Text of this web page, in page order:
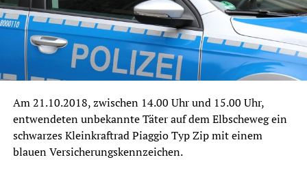
Am 21.10.2018, zwischen 14.00 Uhr und 15.00 Uhr,
entwendeten unbekannte Täter auf dem Elbscheweg ein
schwarzes Kleinkraftrad Piaggio Typ Zip mit einem
blauen Versicherungskennzeichen.